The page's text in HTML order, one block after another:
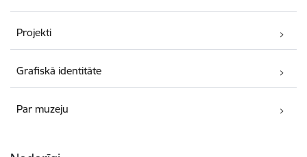
Projekti
Grafiskā identitāte
Par muzeju